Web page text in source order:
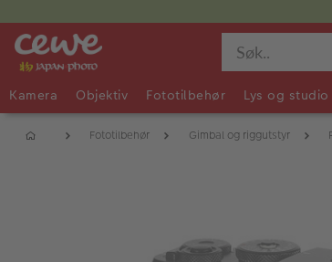
Kamera Objektiv Fototilbehør Lys og studio
Fototilbehør Gimbal og riggutstyr